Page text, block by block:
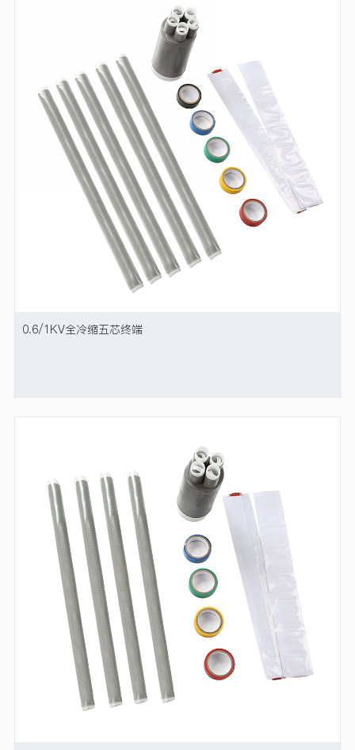
0.6/1KV全冷缩五芯终端